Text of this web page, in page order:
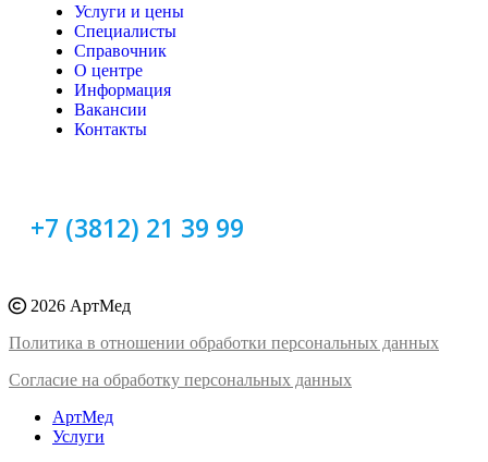
Услуги и цены
Специалисты
Справочник
О центре
Информация
Вакансии
Контакты
+7 (3812) 21 39 99
2026 АртМед
Политика в отношении обработки персональных данных
Согласие на обработку персональных данных
АртМед
Услуги